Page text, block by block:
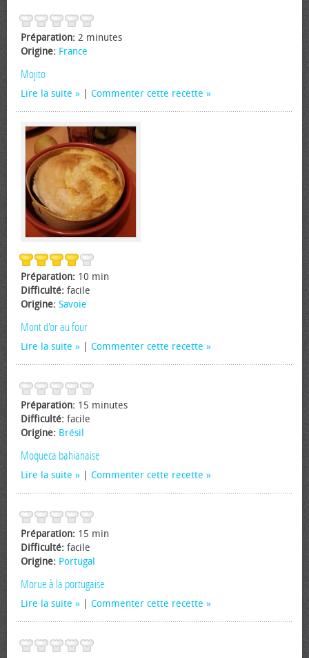
Préparation: 2 minutes
Origine: France
Mojito
Lire la suite Commenter cette recette
Préparation: 10 min
Difficulté: facile
Origine: Savoie
Mont d'or au four
Lire la suite Commenter cette recette
Préparation: 15 minutes
Difficulté: facile
Origine: Brésil
Moqueca bahianaise
Lire la suite Commenter cette recette
Préparation: 15 min
Difficulté: facile
Origine: Portugal
Morue à la portugaise
Lire la suite Commenter cette recette